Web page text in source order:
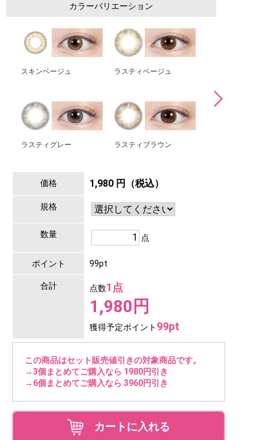
カラーバリエーション
スキンベージュ ラスティベージュ
ラスティグレー ラスティブラウン
価格 1,980 円（税込）
規格
数量 点
ポイント 99pt
合計 点数1点
1,980円
獲得予定ポイント 99pt
この商品はセット販売値引きの対象商品です。
→3個まとめてご購入なら 1980円引き
→6個まとめてご購入なら 3960円引き
カートに入れる